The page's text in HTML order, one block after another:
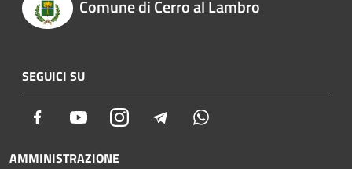
Comune di Cerro al Lambro
SEGUICI SU
Facebook YoutubeInstagram Telegram
AMMINISTRAZIONE